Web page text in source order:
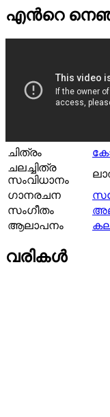
എന്‍റെ
ചിത്രം
ചലച്ചിത്ര
സംവിധാനം
ഗാനരചന
സംഗീതം
ആലാപനം
വരികള്‍